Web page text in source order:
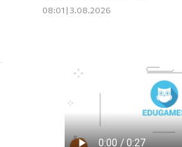
08:01 | 3.08.2026